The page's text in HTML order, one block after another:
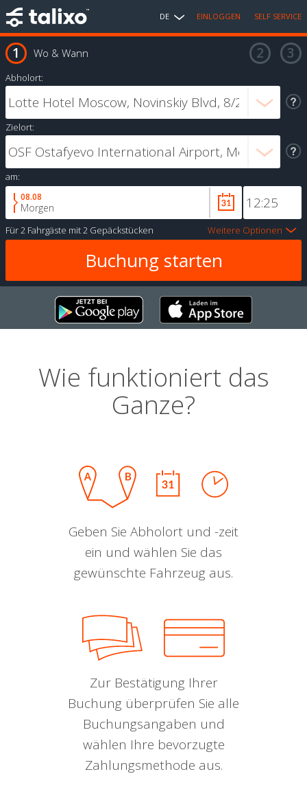
DE EINLOGGEN SELF SERVICE
Wo & Wann
Abholort:
Zielort:
am:
08.08
Morgen
Für2 Fahrgäste mit2 Gepäckstücken Weitere Optionen
Wie funktioniert das
Ganze?
Geben Sie Abholort und -zeit
ein und wählen Sie das
gewünschte Fahrzeug aus.
Zur Bestätigung Ihrer
Buchung überprüfen Sie alle
Buchungsangaben und
wählen Ihre bevorzugte
Zahlungsmethode aus.